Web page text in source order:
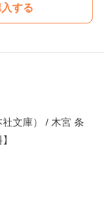
する
文庫） / 木宮 条